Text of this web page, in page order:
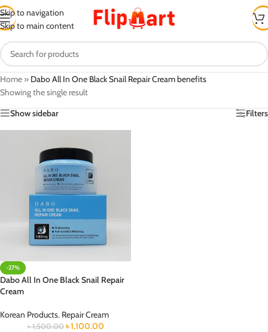
Skip to navigation
Skip to main content
Home » Dabo All In One Black Snail Repair Cream benefits
Showing the single result
Show sidebar
Filters
-27%
Dabo All In One Black Snail Repair
Cream
Korean Products, Repair Cream
৳1,500.00 ৳1,100.00